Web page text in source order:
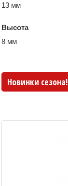
13 мм
Высота
8 мм
Новинки сезона!